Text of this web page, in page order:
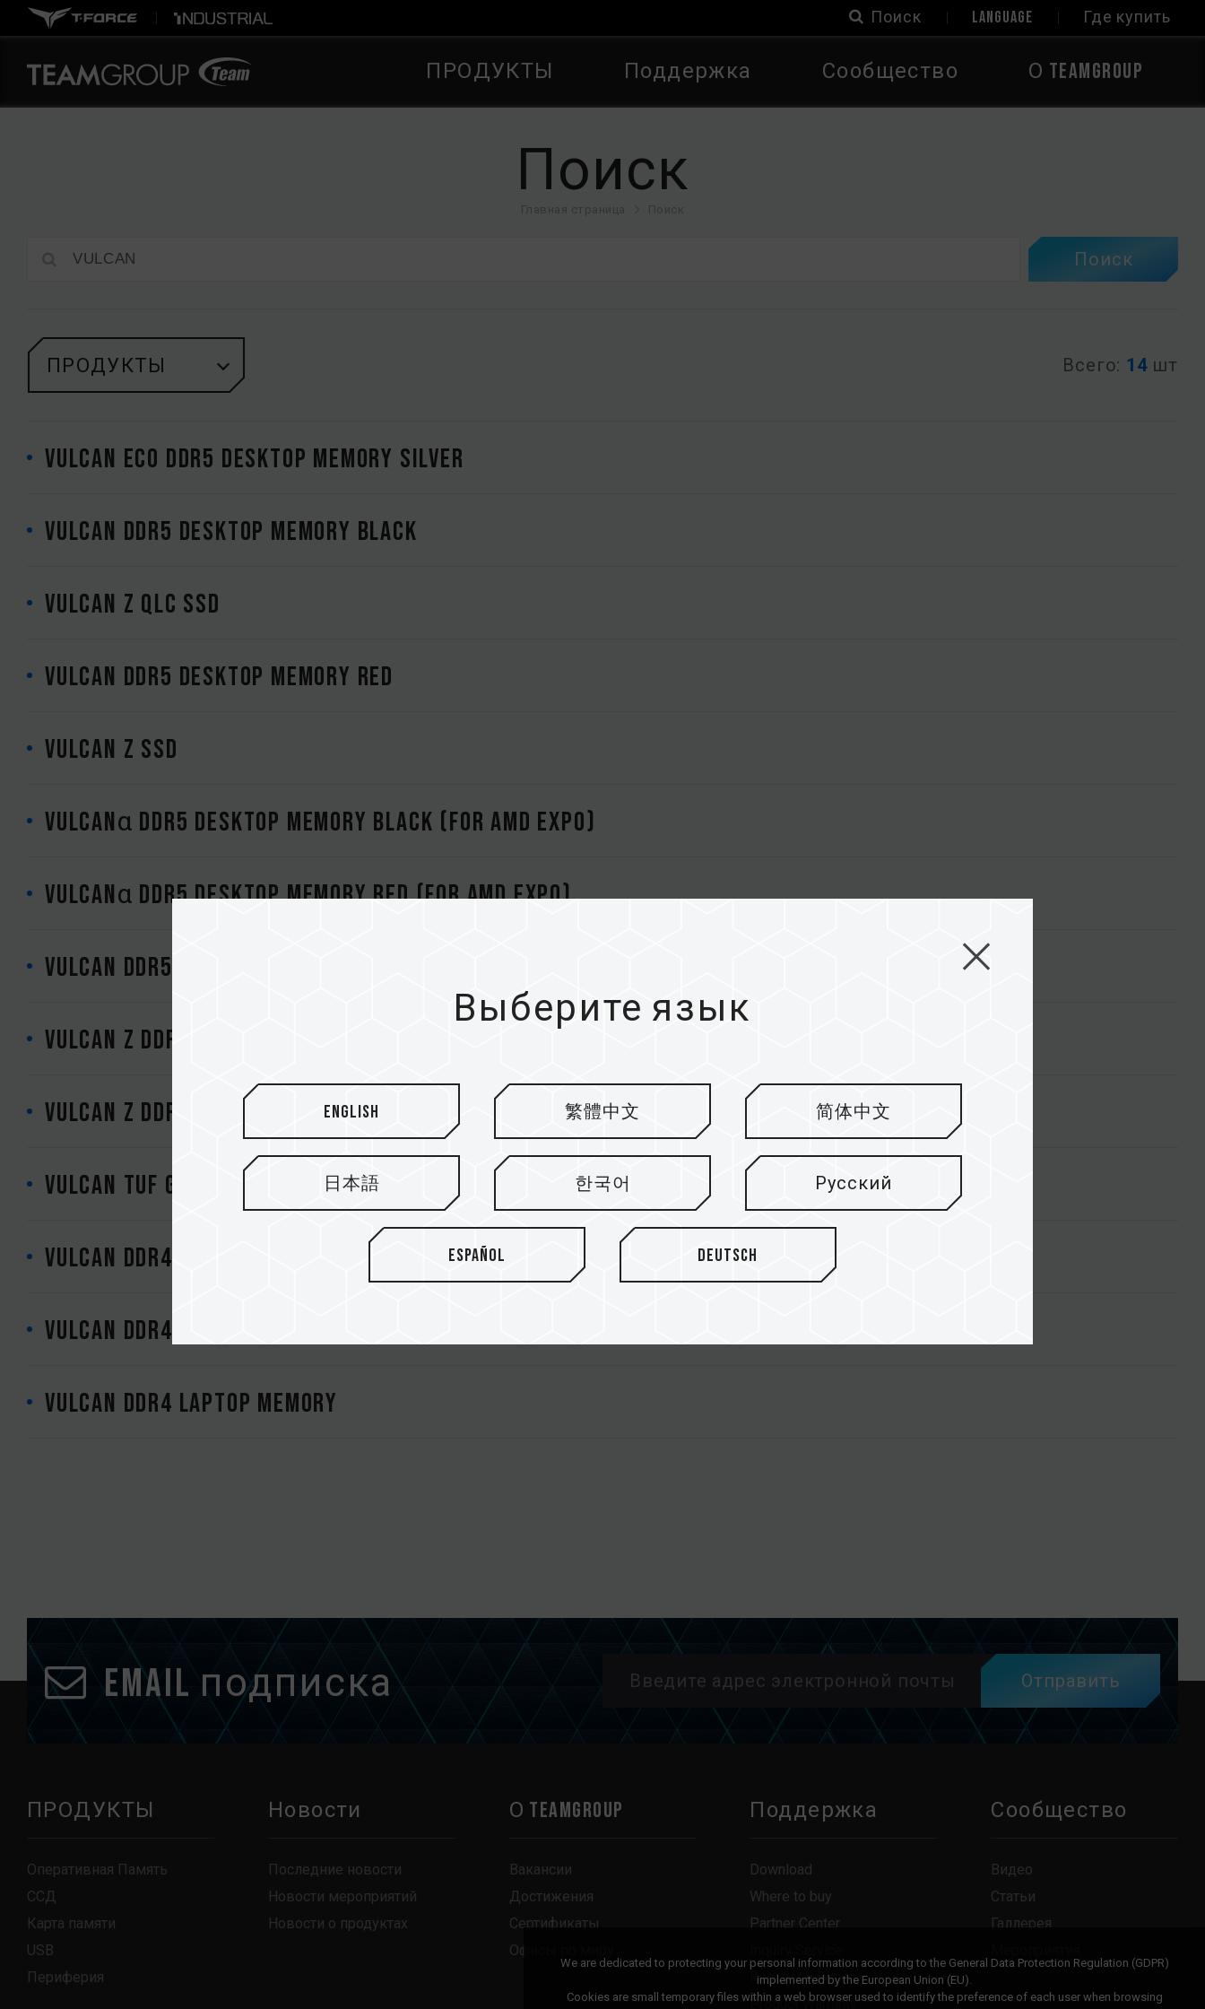
Поиск LANGUAGE Где купить
ПРОДУКТЫ Поддержка Сообщество О TEAMGROUP
Поиск
Поиск
ПРОДУКТЫ Всего: 14шт
VULCAN ECO DDR5 DESKTOP MEMORY SILVER
VULCAN DDR5 DESKTOP MEMORY BLACK
VULCAN Z QLC SSD
VULCAN DDR5 DESKTOP MEMORY RED
VULCAN Z SSD
VULCANα DDR5 DESKTOP MEMORY BLACK (FOR AMD EXPO)
VULCANα DDR5 DESKTOP MEMORY RED (FOR AMD EXPO)
VULCAN DDR5 LAPTOP MEMORY BLACK
VULCAN Z DDR4 DESKTOP MEMORY GRAY
VULCAN Z DDR4 DESKTOP MEMORY RED
VULCAN TUF Gaming Alliance DDR4 DESKTOP MEMORY
VULCAN DDR4 DESKTOP MEMORY RED
VULCAN DDR4 DESKTOP MEMORY GRAY
VULCAN DDR4 LAPTOP MEMORY
Email подписка Отправить
ПРОДУКТЫ
Оперативная Память
ССД
Карта памяти
USB
Периферия
Новости
Последние новости
Новости мероприятий
Новости о продуктах
О TEAMGROUP
Вакансии
Достижения
Сертификаты
Офисы по миру
Поддержка
Download
Where to buy
Partner Center
Request a Repair
Product Warranty
Сообщество
Видео
Статьи
Галлерея
Выберите язык
English 繁體中文 简体中文
日本語 한국어 Русский
Español Deutsch
We are dedicated to protecting your personal information according to the General Data Protection Regulation (GDPR)
implemented by the European Union (EU).
Cookies are small temporary files within a web browser used to identify the preference of each user when browsing